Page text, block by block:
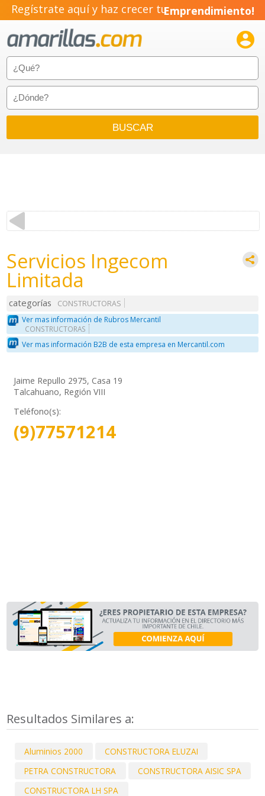
Regístrate aquí y haz crecer tuEmprendimiento!

Servicios Ingecom
Limitada
categorías
CONSTRUCTORAS
Ver mas información de Rubros Mercantil
CONSTRUCTORAS
Ver mas información B2B de esta empresa en Mercantil.com
Jaime Repullo 2975, Casa 19
Talcahuano, Región VIII
Teléfono(s):
(9)77571214
Resultados Similares a:
Aluminios 2000
CONSTRUCTORA ELUZAI
PETRA CONSTRUCTORA
CONSTRUCTORA AISIC SPA
CONSTRUCTORA LH SPA